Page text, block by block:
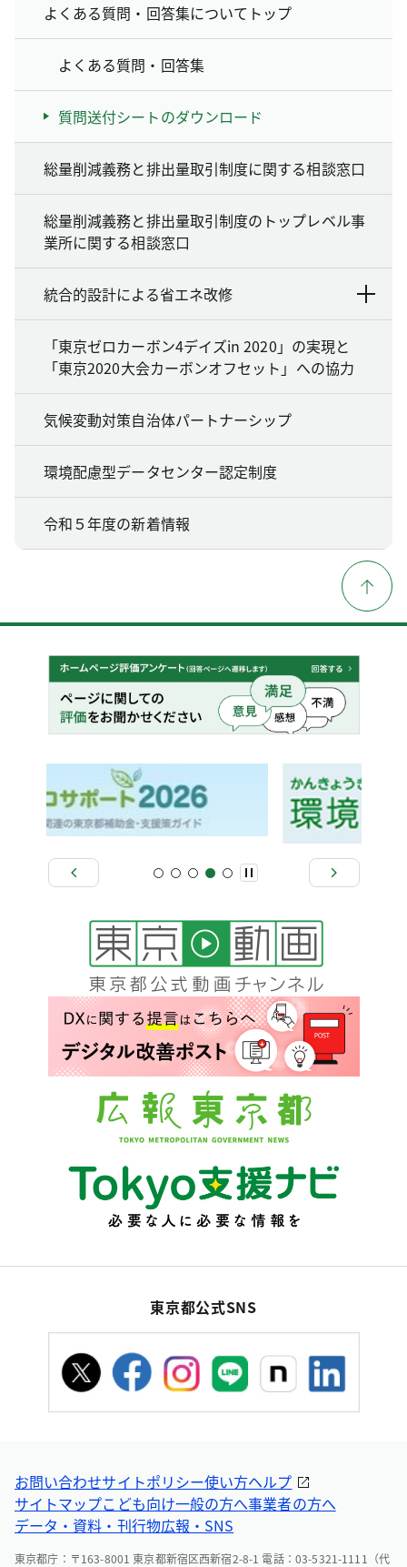
よくある質問・回答集についてトップ
よくある質問・回答集
質問送付シートのダウンロード
総量削減義務と排出量取引制度に関する相談窓口
総量削減義務と排出量取引制度のトップレベル事
業所に関する相談窓口
統合的設計による省エネ改修
「東京ゼロカーボン4デイズin 2020」の実現と
「東京2020大会カーボンオフセット」への協力
気候変動対策自治体パートナーシップ
環境配慮型データセンター認定制度
令和５年度の新着情報
東京都公式SNS
お問い合わせサイトポリシー使い方ヘルプ
サイトマップこども向け一般の方へ事業者の方へ
データ・資料・刊行物広報・SNS
東京都庁：〒163-8001 東京都新宿区西新宿2-8-1 電話：03-5321-1111（代